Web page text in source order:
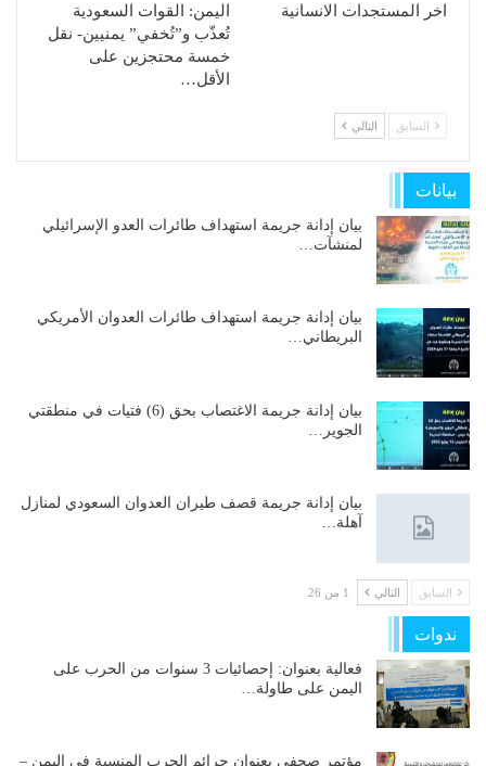
اخر المستجدات الانسانية
الیمن: القوات السعودیة
تُعذّب و”تُخفي” یمنیین- نقل
خمسة محتجزین على
الأقل…
السابق التالي
بيانات
بيان إدانة جريمة استهداف طائرات العدو الإسرائيلي
لمنشآت…
بيان إدانة جريمة استهداف طائرات العدوان الأمريكي
البريطاني…
بيان إدانة جريمة الاغتصاب بحق (6) فتيات في منطقتي
الجوير…
بيان إدانة جريمة قصف طيران العدوان السعودي لمنازل
آهلة…
السابق التالي 1 من 26
ندوات
فعالية بعنوان: إحصائيات 3 سنوات من الحرب على
اليمن على طاولة…
مؤتمر صحفي بعنوان جرائم الحرب المنسية في اليمن –